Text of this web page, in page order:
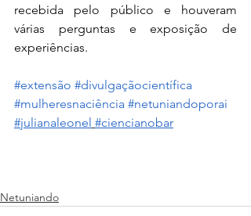
recebida pelo público e houveram
várias perguntas e exposição de
experiências.
#extensão #divulgaçãocientífica
#mulheresnaciência #netuniandoporai
#julianaleonel #ciencianobar
Netuniando